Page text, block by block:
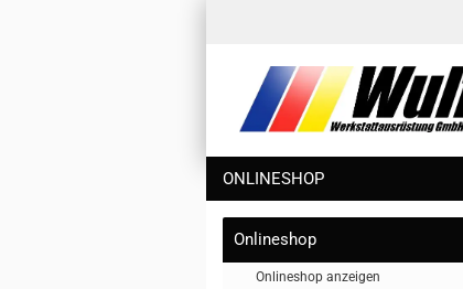
ONLINESHOP
Onlineshop
Onlineshop anzeigen